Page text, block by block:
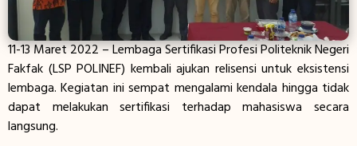
11-13 Maret 2022 – Lembaga Sertifikasi Profesi Politeknik Negeri
Fakfak (LSP POLINEF) kembali ajukan relisensi untuk eksistensi
lembaga. Kegiatan ini sempat mengalami kendala hingga tidak
dapat melakukan sertifikasi terhadap mahasiswa secara
langsung.